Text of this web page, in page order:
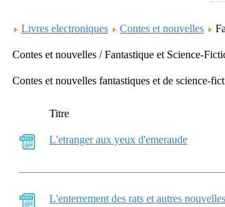
Livres electroniques Contes et nouvelles
Contes et nouvelles / Fantastique et Science-
Contes et nouvelles fantastiques et de science-
Titre
L'etranger aux yeux d'emeraude
L'enterrement des rats et autres nouvelles